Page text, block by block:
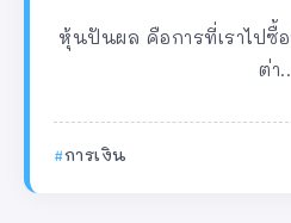
หุ้นปันผล คือการที่เราไป
ต่า
การเงิน